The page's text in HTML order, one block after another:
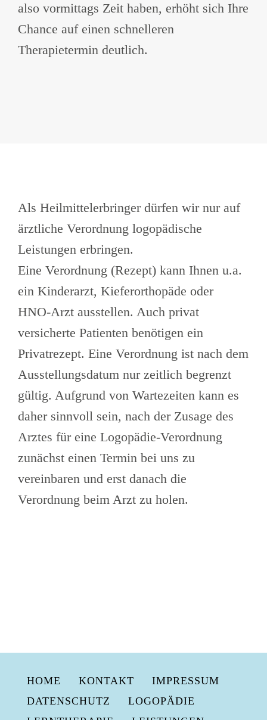
also vormittags Zeit haben, erhöht sich Ihre
Chance auf einen schnelleren
Therapietermin deutlich.
Als Heilmittelerbringer dürfen wir nur auf
ärztliche Verordnung logopädische
Leistungen erbringen.
Eine Verordnung (Rezept) kann Ihnen u.a.
ein Kinderarzt, Kieferorthopäde oder
HNO-Arzt ausstellen. Auch privat
versicherte Patienten benötigen ein
Privatrezept. Eine Verordnung ist nach dem
Ausstellungsdatum nur zeitlich begrenzt
gültig. Aufgrund von Wartezeiten kann es
daher sinnvoll sein, nach der Zusage des
Arztes für eine Logopädie-Verordnung
zunächst einen Termin bei uns zu
vereinbaren und erst danach die
Verordnung beim Arzt zu holen.
HOME KONTAKT
IMPRESSUM
DATENSCHUTZ
LOGOPÄDIE